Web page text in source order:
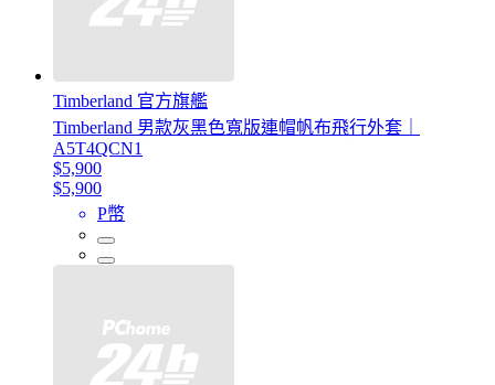
Timberland 官方旗艦
Timberland 男款灰黑色寬版連帽帆布飛行外套｜
A5T4QCN1
$5,900
$5,900
P幣